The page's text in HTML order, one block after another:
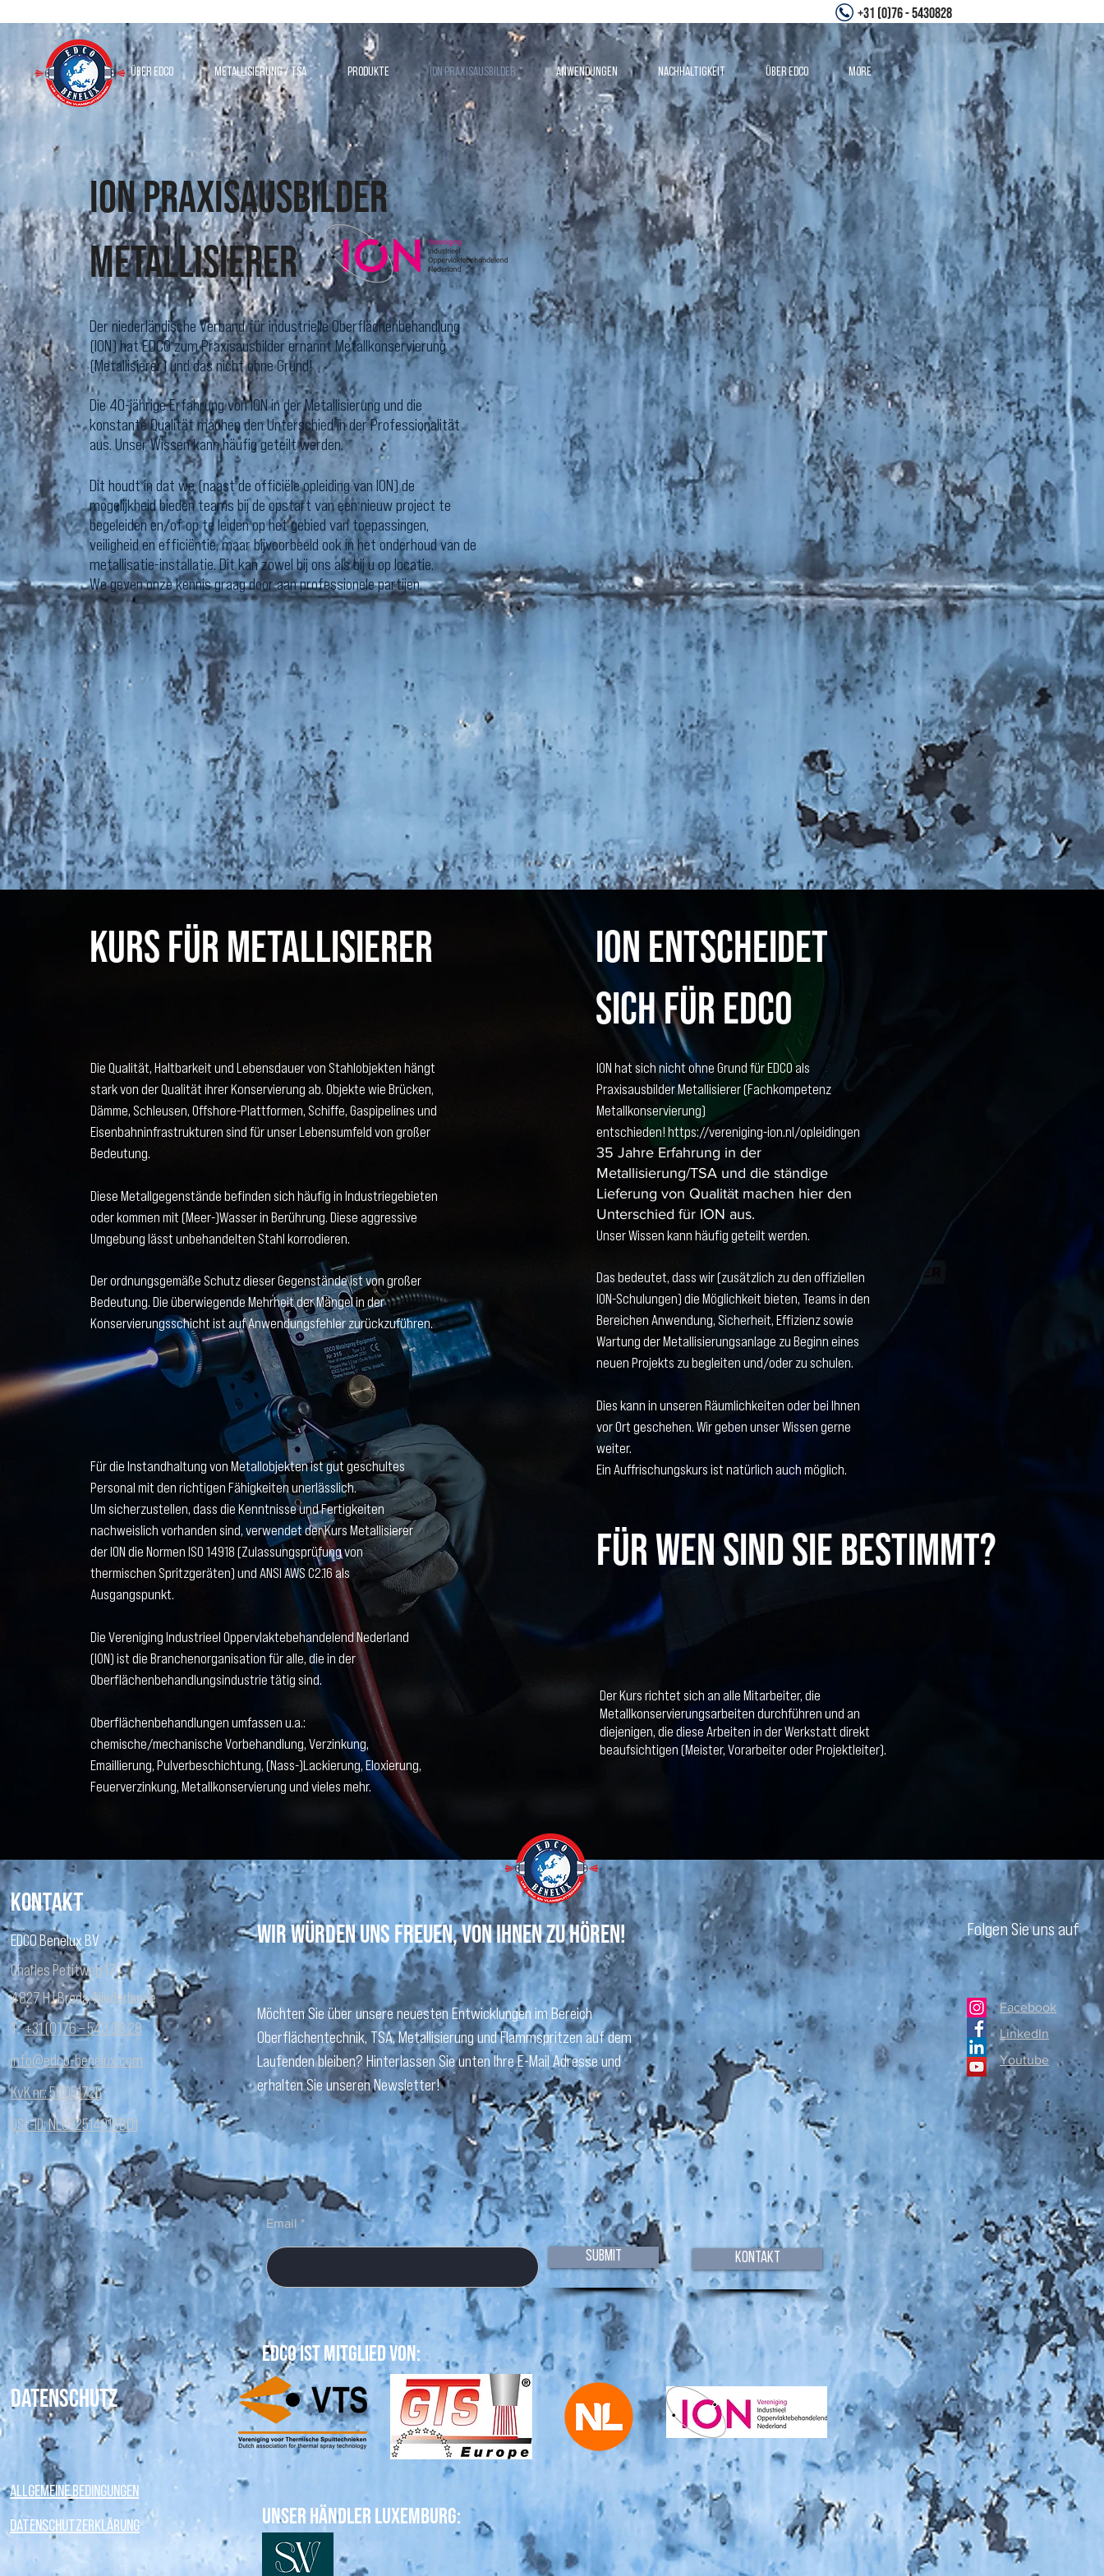
+31 (0)76 - 5430828
Über Edco Metallisierung / TSA Produkte ION Praxisausbilder Anwendungen Nachhaltigkeit Über Edco More
ION Praxisausbilder
Metallisierer
Der niederländische Verband für industrielle Oberflächenbehandlung
(ION) hat EDCO zum Praxisausbilder ernannt Metallkonservierung
(Metallisierer) und das nicht ohne Grund!
Die 40-jährige Erfahrung von ION in der Metallisierung und die
konstante Qualität machen den Unterschied in der Professionalität
aus. Unser Wissen kann häufig geteilt werden.
Dit houdt in dat we (naast de officiële opleiding van ION) de
mogelijkheid bieden teams bij de opstart van een nieuw project te
begeleiden en/of op te leiden op het gebied van toepassingen,
veiligheid en efficiëntie, maar bijvoorbeeld ook in het onderhoud van de
metallisatie-installatie. Dit kan zowel bij ons als bij u op locatie.
We geven onze kennis graag door aan professionele partijen.
Kurs für Metallisierer
Die Qualität, Haltbarkeit und Lebensdauer von Stahlobjekten hängt
stark von der Qualität ihrer Konservierung ab. Objekte wie Brücken,
Dämme, Schleusen, Offshore-Plattformen, Schiffe, Gaspipelines und
Eisenbahninfrastrukturen sind für unser Lebensumfeld von großer
Bedeutung.
Diese Metallgegenstände befinden sich häufig in Industriegebieten
oder kommen mit (Meer-)Wasser in Berührung. Diese aggressive
Umgebung lässt unbehandelten Stahl korrodieren.
Der ordnungsgemäße Schutz dieser Gegenstände ist von großer
Bedeutung. Die überwiegende Mehrheit der Mängel in der
Konservierungsschicht ist auf Anwendungsfehler zurückzuführen.
Für die Instandhaltung von Metallobjekten ist gut geschultes
Personal mit den richtigen Fähigkeiten unerlässlich.
Um sicherzustellen, dass die Kenntnisse und Fertigkeiten
nachweislich vorhanden sind, verwendet der Kurs Metallisierer
der ION die Normen ISO 14918 (Zulassungsprüfung von
thermischen Spritzgeräten) und ANSI AWS C2.16 als
Ausgangspunkt.
Die Vereniging Industrieel Oppervlaktebehandelend Nederland
(ION) ist die Branchenorganisation für alle, die in der
Oberflächenbehandlungsindustrie tätig sind.
Oberflächenbehandlungen umfassen u.a.:
chemische/mechanische Vorbehandlung, Verzinkung,
Emaillierung, Pulverbeschichtung, (Nass-)Lackierung, Eloxierung,
Feuerverzinkung, Metallkonservierung und vieles mehr.
ION entscheidet
sich für EDCO
ION hat sich nicht ohne Grund für EDCO als
Praxisausbilder Metallisierer (Fachkompetenz
Metallkonservierung)
entschieden!https://vereniging-ion.nl/opleidingen
35 Jahre Erfahrung in der
Metallisierung/TSA und die ständige
Lieferung von Qualität machen hier den
Unterschied für ION aus.
Unser Wissen kann häufig geteilt werden.
Das bedeutet, dass wir (zusätzlich zu den offiziellen
ION-Schulungen) die Möglichkeit bieten, Teams in den
Bereichen Anwendung, Sicherheit, Effizienz sowie
Wartung der Metallisierungsanlage zu Beginn eines
neuen Projekts zu begleiten und/oder zu schulen.
Dies kann in unseren Räumlichkeiten oder bei Ihnen
vor Ort geschehen. Wir geben unser Wissen gerne
weiter.
Ein Auffrischungskurs ist natürlich auch möglich.
Für wen sind sie bestimmt?
Der Kurs richtet sich an alle Mitarbeiter, die
Metallkonservierungsarbeiten durchführen und an
diejenigen, die diese Arbeiten in der Werkstatt direkt
beaufsichtigen (Meister, Vorarbeiter oder Projektleiter).
Kontakt
EDCO Benelux BV
Charles Petitweg 17
4827 HJ Breda,Niederlande
T:+31 (0)76 – 543 08 28
info@edco-benelux.com
KvK nr.: 50051725
USt-ID: NL822514916B01
Wir würden uns freuen, von Ihnen zu hören!
Möchten Sie über unsere neuesten Entwicklungen im Bereich
Oberflächentechnik, TSA, Metallisierung und Flammspritzen auf dem
Laufenden bleiben? Hinterlassen Sie unten Ihre E-Mail Adresse und
erhalten Sie unseren Newsletter!
Folgen Sie uns auf
Facebook
LinkedIn
Youtube
Email
Submit Kontakt
Edco ist Mitglied von:
Datenschutz
Allgemeine Bedingungen
Datenschutzerklärung Unser Händler Luxemburg: